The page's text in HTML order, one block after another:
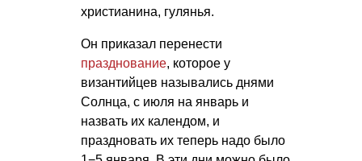
христианина, гулянья.
Он приказал перенести
празднование, которое у
византийцев назывались днями
Солнца, с июля на январь и
назвать их календом, и
праздновать их теперь надо было